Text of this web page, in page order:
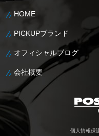
HOME
PICKUPブランド
オフィシャルブログ
会社概要
個人情報保